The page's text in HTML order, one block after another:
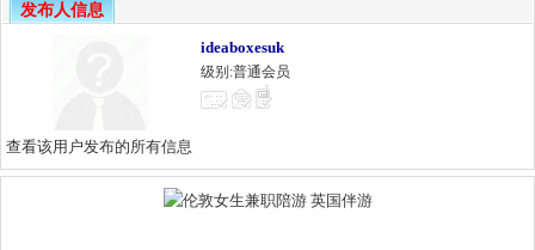
发布人信息
ideaboxesuk
级别:普通会员
查看该用户发布的所有信息